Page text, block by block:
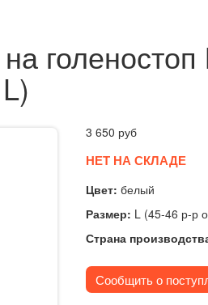
голеностоп
3 650 руб
НЕТ НА СКЛАДЕ
Цвет: белый
Размер: L (45-46 р-р
Страна
Сообщить о